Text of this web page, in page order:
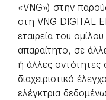
«VNG») στην
στη VNG DIGITAL
εταιρεία του
απαραίτητο, σε
ή άλλες οντότητες
διαχειριστικό
ελέγκτρια